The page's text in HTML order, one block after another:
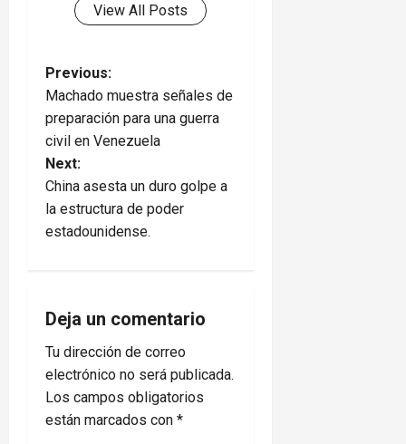
View All Posts
P
o
s
t
n
v
i
g
a
Previous:
Machado muestra señales de
preparación para una guerra
civil en Venezuela
Next:
China asesta un duro golpe a
la estructura de poder
estadounidense.
Deja un comentario
Tu dirección de correo
electrónico no será publicada.
Los campos obligatorios
están marcados con *